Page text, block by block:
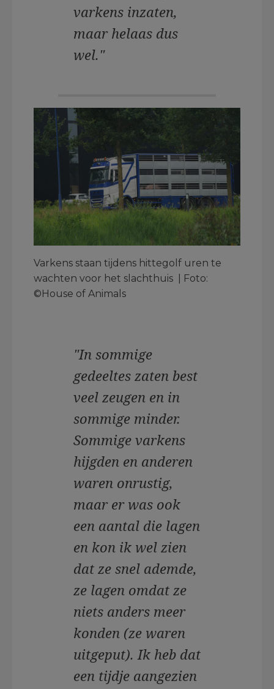
varkens inzaten,
maar helaas dus
wel."
Varkens staan tijdens hittegolf uren te
wachten voor het slachthuis | Foto:
©House of Animals
"In sommige
gedeeltes zaten best
veel zeugen en in
sommige minder.
Sommige varkens
hijgden en anderen
waren onrustig,
maar er was ook
een aantal die lagen
en kon ik wel zien
dat ze snel ademde,
ze lagen omdat ze
niets anders meer
konden (ze waren
uitgeput). Ik heb dat
een tijdje aangezien